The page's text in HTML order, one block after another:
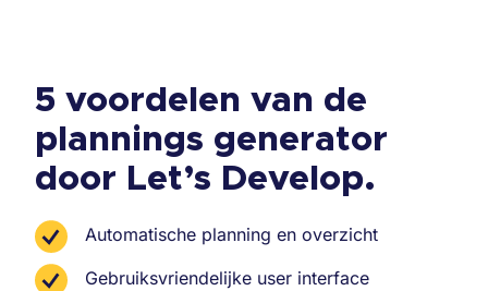
5 voordelen van de
plannings generator
door Let’s Develop.
Automatische planning en overzicht
Gebruiksvriendelijke user interface